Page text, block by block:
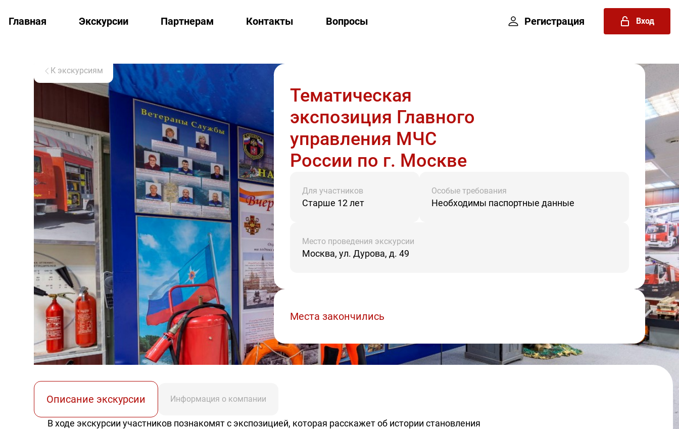
Главная Экскурсии Партнерам Контакты Вопросы Регистрация Вход
К экскурсиям
Тематическая
экспозиция Главного
управления МЧС
России по г. Москве
Для участников
Старше 12 лет
Особые требования
Необходимы паспортные данные
Место проведения экскурсии
Москва, ул. Дурова, д. 49
Места закончились
Описание экскурсии Информация о компании
В ходе экскурсии участников познакомят с экспозицией, которая расскажет об истории становления